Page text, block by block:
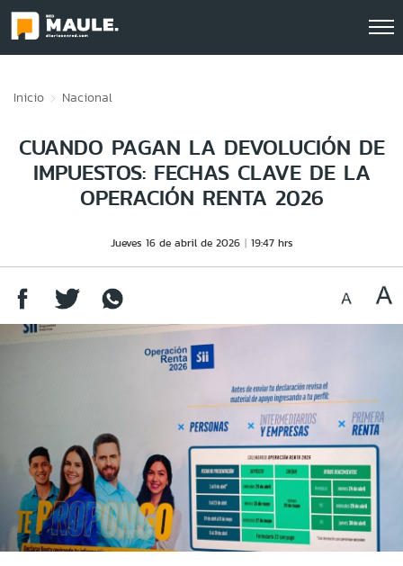
Inicio Nacional
CUANDO PAGAN LA DEVOLUCIÓN DE
IMPUESTOS: FECHAS CLAVE DE LA
OPERACIÓN RENTA 2026
Jueves 16 de abril de 2026 19:47 hrs